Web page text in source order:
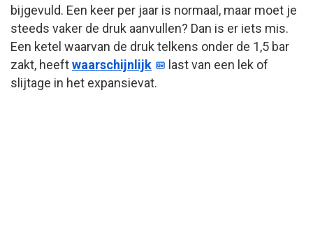
bijgevuld. Een keer per jaar is normaal, maar moet je
steeds vaker de druk aanvullen? Dan is er iets mis.
Een ketel waarvan de druk telkens onder de 1,5 bar
zakt, heeftwaarschijnlijk
last van een lek of
slijtage in het expansievat.